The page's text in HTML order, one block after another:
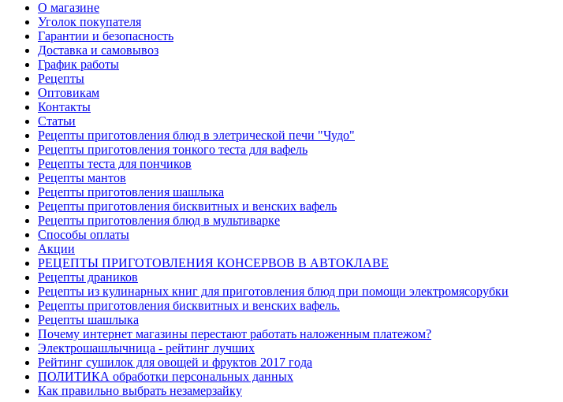
О магазине
Уголок покупателя
Гарантии и безопасность
Доставка и самовывоз
График работы
Рецепты
Оптовикам
Контакты
Статьи
Рецепты приготовления блюд в элетрической печи "Чудо"
Рецепты приготовления тонкого теста для вафель
Рецепты теста для пончиков
Рецепты мантов
Рецепты приготовления шашлыка
Рецепты приготовления бисквитных и венских вафель
Рецепты приготовления блюд в мультиварке
Способы оплаты
Акции
РЕЦЕПТЫ ПРИГОТОВЛЕНИЯ КОНСЕРВОВ В АВТОКЛАВЕ
Рецепты драников
Рецепты из кулинарных книг для приготовления блюд при помощи электромясорубки
Рецепты приготовления бисквитных и венских вафель.
Рецепты шашлыка
Почему интернет магазины перестают работать наложенным платежом?
Электрошашлычница - рейтинг лучших
Рейтинг сушилок для овощей и фруктов 2017 года
ПОЛИТИКА обработки персональных данных
Как правильно выбрать незамерзайку